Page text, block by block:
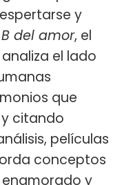
y
del amor, el
el lado
que
citando
películas
conceptos
y